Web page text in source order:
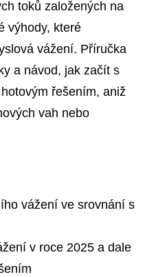
toků založených na
výhody, které
vážení. Příručka
a návod, jak začít s
řešením, aniž
vah nebo
vážení ve srovnání s
v roce 2025 a dale